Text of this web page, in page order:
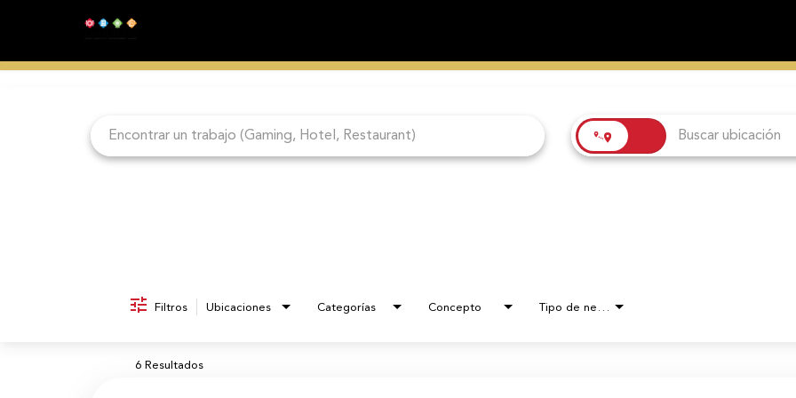
Job Search Page
Filtros Ubicaciones Categorías Concepto
6 Resultados